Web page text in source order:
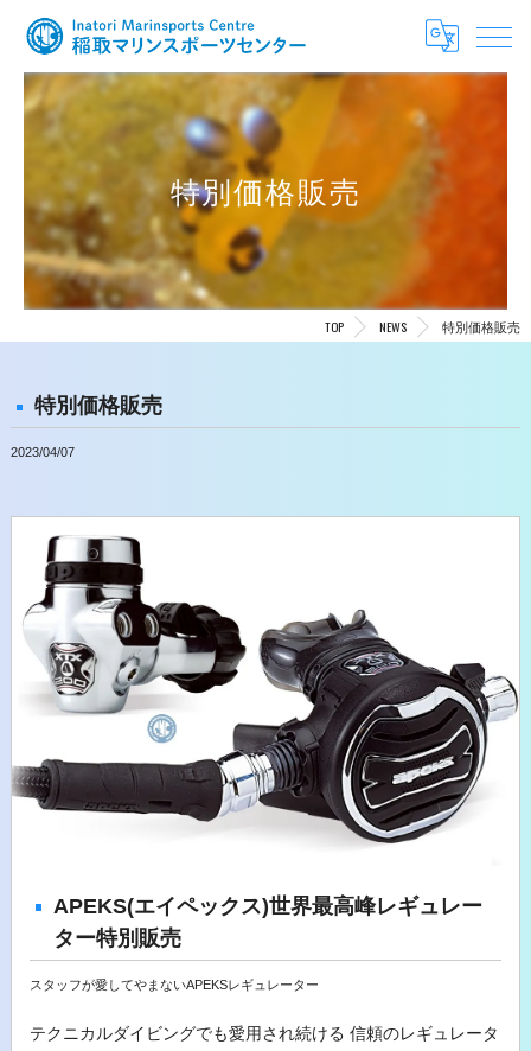
特別価格販売
TOP NEWS 特別価格販売
特別価格販売
2023/04/07
APEKS(エイペックス)世界最高峰レギュレー
ター特別販売
スタッフが愛してやまないAPEKSレギュレーター
テクニカルダイビングでも愛用され続ける 信頼のレギュレータ